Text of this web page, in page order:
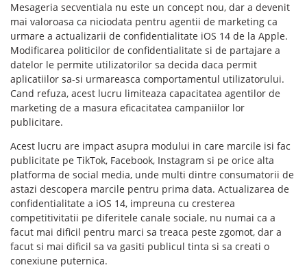
Mesageria secventiala nu este un concept nou, dar a devenit
mai valoroasa ca niciodata pentru agentii de marketing ca
urmare a actualizarii de confidentialitate iOS 14 de la Apple.
Modificarea politicilor de confidentialitate si de partajare a
datelor le permite utilizatorilor sa decida daca permit
aplicatiilor sa-si urmareasca comportamentul utilizatorului.
Cand refuza, acest lucru limiteaza capacitatea agentilor de
marketing de a masura eficacitatea campaniilor lor
publicitare.
Acest lucru are impact asupra modului in care marcile isi fac
publicitate pe TikTok, Facebook, Instagram si pe orice alta
platforma de social media, unde multi dintre consumatorii de
astazi descopera marcile pentru prima data. Actualizarea de
confidentialitate a iOS 14, impreuna cu cresterea
competitivitatii pe diferitele canale sociale, nu numai ca a
facut mai dificil pentru marci sa treaca peste zgomot, dar a
facut si mai dificil sa va gasiti publicul tinta si sa creati o
conexiune puternica.